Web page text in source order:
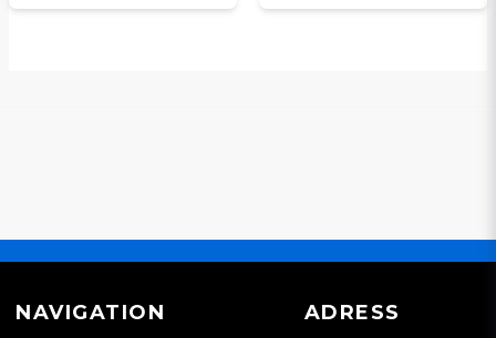
NAVIGATION ADRESS